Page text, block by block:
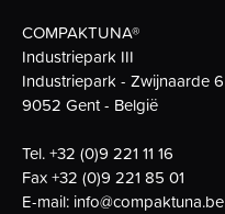
COMPAKTUNA®
Industriepark III
Industriepark - Zwijnaarde 6
9052 Gent - België
Tel.+32 (0)9 221 11 16
Fax+32 (0)9 221 85 01
E-mail: info@compaktuna.be